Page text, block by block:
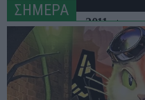
H GamesCom 2011 σε
τίτλους
ΣΗΜΕΡΑ